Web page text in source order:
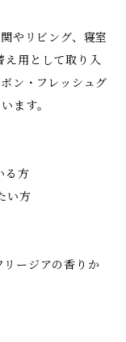
やリビング、寝室
え用として取り入
ン・フレッシュグ
ます。
る方
い方
リージアの香りか